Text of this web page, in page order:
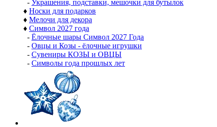
- Украшения, подставки, мешочки для бутылок
♦ Носки для подарков
♦ Мелочи для декора
♦ Символ 2027 года
- Ёлочные шары Символ 2027 Года
- Овцы и Козы - ёлочные игрушки
- Сувениры КОЗЫ и ОВЦЫ
- Символы года прошлых лет